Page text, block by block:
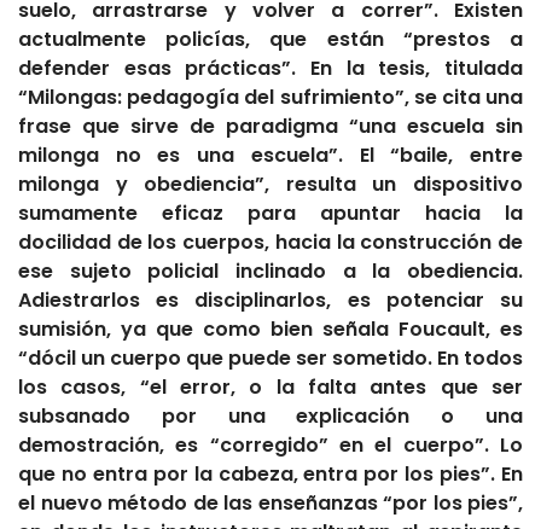
suelo, arrastrarse y volver a correr”. Existen
actualmente policías, que están “prestos a
defender esas prácticas”. En la tesis, titulada
“Milongas: pedagogía del sufrimiento”, se cita una
frase que sirve de paradigma “una escuela sin
milonga no es una escuela”. El “baile, entre
milonga y obediencia”, resulta un dispositivo
sumamente eficaz para apuntar hacia la
docilidad de los cuerpos, hacia la construcción de
ese sujeto policial inclinado a la obediencia.
Adiestrarlos es disciplinarlos, es potenciar su
sumisión, ya que como bien señala Foucault, es
“dócil un cuerpo que puede ser sometido. En todos
los casos, “el error, o la falta antes que ser
subsanado por una explicación o una
demostración, es “corregido” en el cuerpo”. Lo
que no entra por la cabeza, entra por los pies”. En
el nuevo método de las enseñanzas “por los pies”,